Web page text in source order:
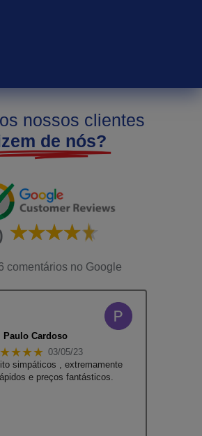
nossos clientes
de nós?
comentários no Google
Paulo Cardoso
03/05/23
simpáticos , extremamente
e preços fantásticos.